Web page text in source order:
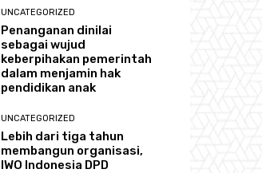
UNCATEGORIZED
Penanganan dinilai
sebagai wujud
keberpihakan pemerintah
dalam menjamin hak
pendidikan anak
UNCATEGORIZED
Lebih dari tiga tahun
membangun organisasi,
IWO Indonesia DPD